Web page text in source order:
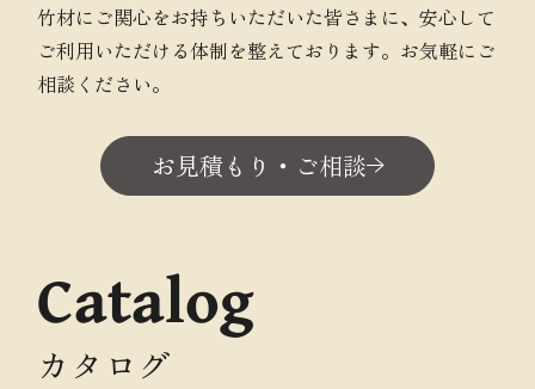
竹材にご関心をお持ちいただいた皆さまに、安心して
ご利用いただける体制を整えております。お気軽にご
相談ください。
お見積もり・ご相談
Catalog
カタログ